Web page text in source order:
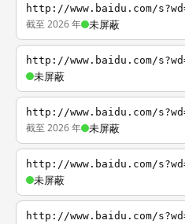
http://www.baidu.com/
截至 2026 年 未屏蔽
http://www.baidu.com/
未屏蔽
http://www.baidu.com/
截至 2026 年 未屏蔽
http://www.baidu.com/
未屏蔽
http://www.baidu.com/